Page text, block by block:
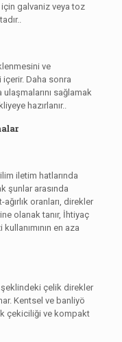
için galvaniz veya toz
ve
Daha sonra
sağlamak
hazırlanır..
iletim hatlarında
şunlar arasında
oranları, direkler
olanak tanır, İhtiyaç
kullanımının en aza
şeklindeki çelik direkler
Kentsel ve banliyö
çekiciliği ve kompakt